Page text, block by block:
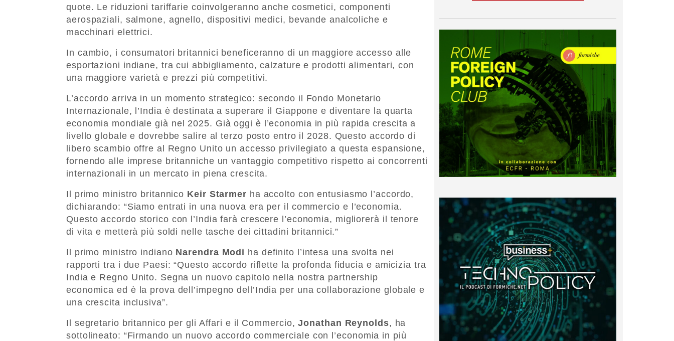
quote. Le riduzioni tariffarie coinvolgeranno anche cosmetici, componenti
aerospaziali, salmone, agnello, dispositivi medici, bevande analcoliche e
macchinari elettrici.
In cambio, i consumatori britannici beneficeranno di un maggiore accesso alle
esportazioni indiane, tra cui abbigliamento, calzature e prodotti alimentari, con
una maggiore varietà e prezzi più competitivi.
L’accordo arriva in un momento strategico: secondo il Fondo Monetario
Internazionale, l’India è destinata a superare il Giappone e diventare la quarta
economia mondiale già nel 2025. Già oggi è l’economia in più rapida crescita a
livello globale e dovrebbe salire al terzo posto entro il 2028. Questo accordo di
libero scambio offre al Regno Unito un accesso privilegiato a questa espansione,
fornendo alle imprese britanniche un vantaggio competitivo rispetto ai concorrenti
internazionali in un mercato in piena crescita.
Il primo ministro britannico Keir Starmer ha accolto con entusiasmo l’accordo,
dichiarando: “Siamo entrati in una nuova era per il commercio e l’economia.
Questo accordo storico con l’India farà crescere l’economia, migliorerà il tenore
di vita e metterà più soldi nelle tasche dei cittadini britannici.”
Il primo ministro indiano Narendra Modi ha definito l’intesa una svolta nei
rapporti tra i due Paesi: “Questo accordo riflette la profonda fiducia e amicizia tra
India e Regno Unito. Segna un nuovo capitolo nella nostra partnership
economica ed è la prova dell’impegno dell’India per una collaborazione globale e
una crescita inclusiva”.
Il segretario britannico per gli Affari e il Commercio,Jonathan Reynolds, ha
sottolineato: “Firmando un nuovo accordo commerciale con l’economia in più